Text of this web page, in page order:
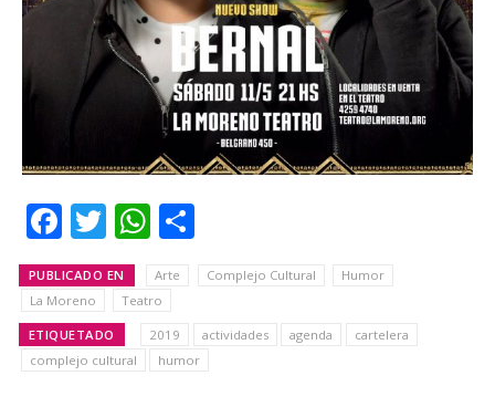
Facebook
TwitterWhatsApp
PUBLICADO EN Arte Complejo Cultural
Humor
La Moreno
Teatro
ETIQUETADO 2019 actividades agenda
cartelera
complejo cultural
humor